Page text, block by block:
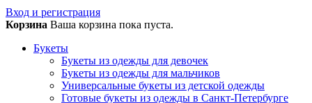
Вход и регистрация
Корзина Ваша корзина пока пуста.
Букеты
Букеты из одежды для девочек
Букеты из одежды для мальчиков
Универсальные букеты из детской одежды
Готовые букеты из одежды в Санкт-Петербурге